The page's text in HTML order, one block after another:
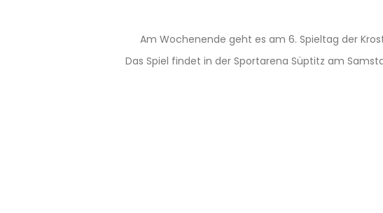
Am Wochenende geht es am 6. Spieltag der
Das Spiel findet in der Sportarena Süptitz am